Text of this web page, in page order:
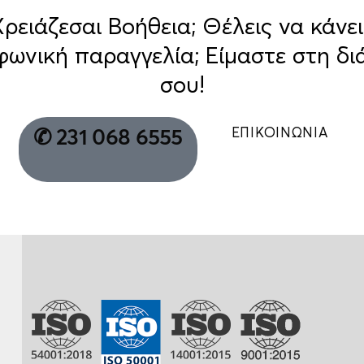
Βοήθεια; Θέλεις να
παραγγελία; Είμαστε στη
σου!
✆ 231 068 6555 ΕΠΙΚΟΙΝΩΝΙΑ